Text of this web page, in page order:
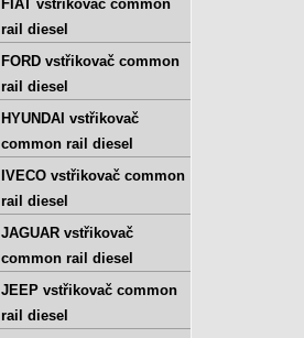
FIAT vstřikovač common
rail diesel
FORD vstřikovač common
rail diesel
HYUNDAI vstřikovač
common rail diesel
IVECO vstřikovač common
rail diesel
JAGUAR vstřikovač
common rail diesel
JEEP vstřikovač common
rail diesel